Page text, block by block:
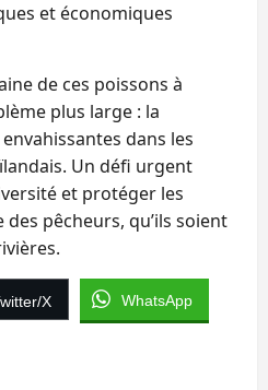
et économiques
de ces poissons à
plus large : la
dans les
Un défi urgent
et protéger les
pêcheurs, qu’ils soient
X WhatsApp